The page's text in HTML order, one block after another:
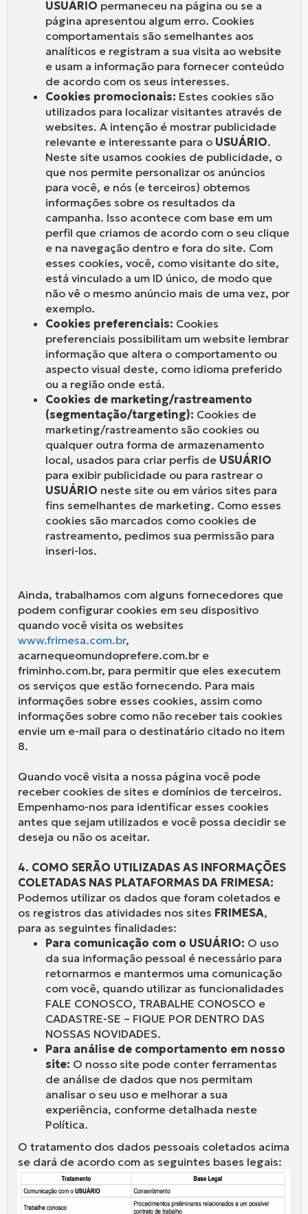
USUÁRIO permaneceu na página ou se a
página apresentou algum erro. Cookies
comportamentais são semelhantes aos
analíticos e registram a sua visita ao website
e usam a informação para fornecer conteúdo
de acordo com os seus interesses.
Cookies promocionais: Estes cookies são
utilizados para localizar visitantes através de
websites. A intenção é mostrar publicidade
relevante e interessante para o USUÁRIO.
Neste site usamos cookies de publicidade, o
que nos permite personalizar os anúncios
para você, e nós (e terceiros) obtemos
informações sobre os resultados da
campanha. Isso acontece com base em um
perfil que criamos de acordo com o seu clique
e na navegação dentro e fora do site. Com
esses cookies, você, como visitante do site,
está vinculado a um ID único, de modo que
não vê o mesmo anúncio mais de uma vez, por
exemplo.
Cookies preferenciais: Cookies
preferenciais possibilitam um website lembrar
informação que altera o comportamento ou
aspecto visual deste, como idioma preferido
ou a região onde está.
Cookies de marketing/rastreamento
(segmentação/targeting): Cookies de
marketing/rastreamento são cookies ou
qualquer outra forma de armazenamento
local, usados para criar perfis de USUÁRIO
para exibir publicidade ou para rastrear o
USUÁRIO neste site ou em vários sites para
fins semelhantes de marketing. Como esses
cookies são marcados como cookies de
rastreamento, pedimos sua permissão para
inseri-los.
Ainda, trabalhamos com alguns fornecedores que
podem configurar cookies em seu dispositivo
quando você visita os websites
www.frimesa.com.br,
acarnequeomundoprefere.com.br e
friminho.com.br, para permitir que eles executem
os serviços que estão fornecendo. Para mais
informações sobre esses cookies, assim como
informações sobre como não receber tais cookies
envie um e-mail para o destinatário citado no item
8.
Quando você visita a nossa página você pode
receber cookies de sites e domínios de terceiros.
Empenhamo-nos para identificar esses cookies
antes que sejam utilizados e você possa decidir se
deseja ou não os aceitar.
4. COMO SERÃO UTILIZADAS AS INFORMAÇÕES
COLETADAS NAS PLATAFORMAS DA FRIMESA:
Podemos utilizar os dados que foram coletados e
os registros das atividades nos sites FRIMESA,
para as seguintes finalidades:
Para comunicação com o USUÁRIO: O uso
da sua informação pessoal é necessário para
retornarmos e mantermos uma comunicação
com você, quando utilizar as funcionalidades
FALE CONOSCO, TRABALHE CONOSCO e
CADASTRE-SE – FIQUE POR DENTRO DAS
NOSSAS NOVIDADES.
Para análise de comportamento em nosso
site: O nosso site pode conter ferramentas
de análise de dados que nos permitam
analisar o seu uso e melhorar a sua
experiência, conforme detalhada neste
Política.
O tratamento dos dados pessoais coletados acima
se dará de acordo com as seguintes bases legais: